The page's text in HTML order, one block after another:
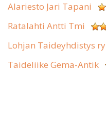
Alariesto Jari Tapani
Ratalahti Antti Tmi
Lohjan Taideyhdistys ry
Taideliike Gema-Antik